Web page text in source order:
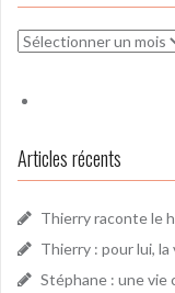
Archives
Articles récents
Thierry raconte le
Thierry : pour lui, la
Stéphane : une vie